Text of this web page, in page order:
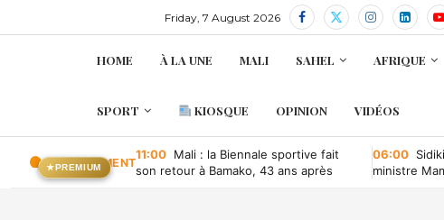
Friday, 7 August 2026
HOME À LA UNE MALI SAHEL AFRIQUE
SPORT KIOSQUE OPINION VIDÉOS
EN CE MOMENT
★PREMIUM
11:00 Mali : la Biennale sportive fait
son retour à Bamako, 43 ans après
06:00
ministre